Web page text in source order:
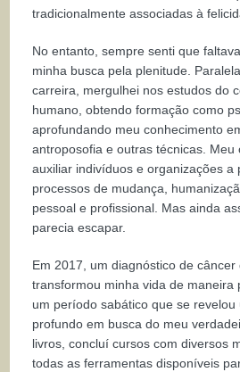
tradicionalmente associadas à
No entanto, sempre senti que
minha busca pela plenitude.
carreira, mergulhei nos estudos do
humano, obtendo formação como
aprofundando meu conhecimento
antroposofia e outras técnicas. Meu
auxiliar indivíduos e organizações a
processos de mudança,
pessoal e profissional. Mas ainda
parecia escapar.
Em 2017, um diagnóstico de câncer
transformou minha vida de maneira
um período sabático que se revelou
profundo em busca do meu
livros, concluí cursos com diversos
todas as ferramentas disponíveis